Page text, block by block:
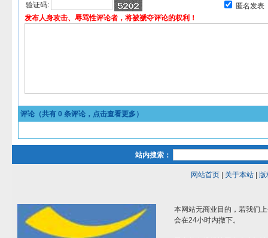
验证码:
匿名发表
发布人身攻击、辱骂性评论者，将被褫夺评论的权利！
评论（共有 0 条评论，点击查看更多）
站内搜索：
网站首页| 关于本站| 版
本网站无商业目的，若我们
会在24小时内撤下。